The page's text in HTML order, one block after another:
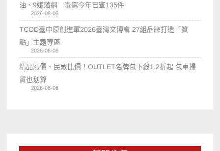
油、9嫌落網 毒駕今年已查135件
2026-08-06
TCOD臺中原創進軍2026臺灣文博會 27組品牌打造「質
點」主題專區
2026-08-06
精品漲價、民眾比價！OUTLET名牌包下殺1.2折起 包車掃
貨也划算
2026-08-06